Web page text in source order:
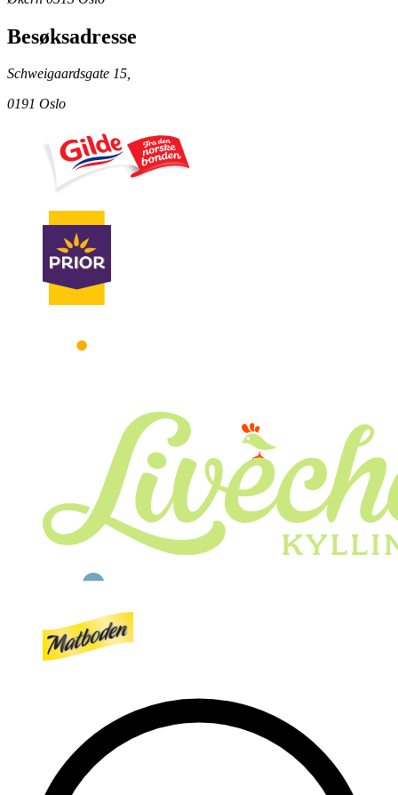
Besøksadresse
Schweigaardsgate 15,
0191 Oslo